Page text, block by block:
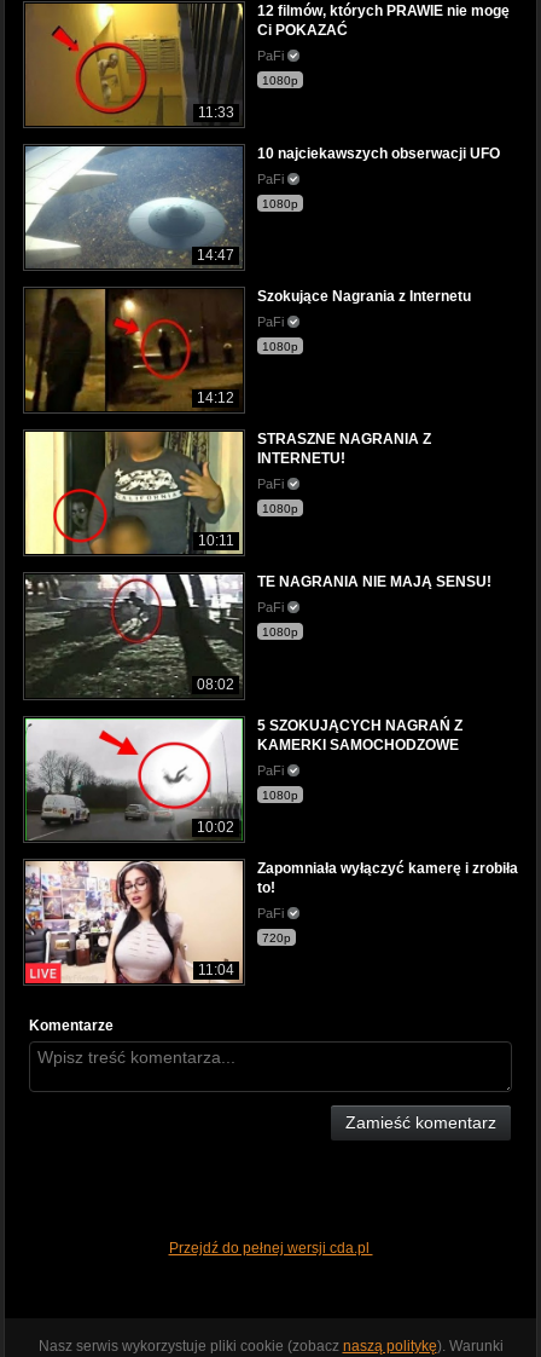
11:33
12 filmów, których PRAWIE nie mogę
Ci POKAZAĆ
PaFi
1080p
14:47
10 najciekawszych obserwacji UFO
PaFi
1080p
14:12
Szokujące Nagrania z Internetu
PaFi
1080p
10:11
STRASZNE NAGRANIA Z
INTERNETU!
PaFi
1080p
08:02
TE NAGRANIA NIE MAJĄ SENSU!
PaFi
1080p
10:02
5 SZOKUJĄCYCH NAGRAŃ Z
KAMERKI SAMOCHODZOWE
PaFi
1080p
11:04
Zapomniała wyłączyć kamerę i zrobiła
to!
PaFi
720p
Komentarze
Zamieść komentarz
Przejdź do pełnej wersji cda.pl
Nasz serwis wykorzystuje pliki cookie (zobacz naszą politykę). Warunki